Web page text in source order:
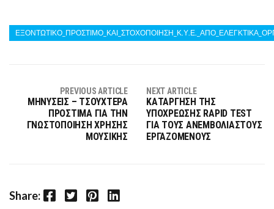
PREVIOUS ARTICLE
ΜΗΝΥΣΕΙΣ – ΤΣΟΥΧΤΕΡΑ
ΠΡΟΣΤΙΜΑ ΓΙΑ ΤΗΝ
ΓΝΩΣΤΟΠΟΙΗΣΗ ΧΡΗΣΗΣ
ΜΟΥΣΙΚΗΣ
NEXT ARTICLE
ΚΑΤΑΡΓΗΣΗ ΤΗΣ
ΥΠΟΧΡΕΩΣΗΣ RAPID TEST
ΓΙΑ ΤΟΥΣ ΑΝΕΜΒΟΛΙΑΣΤΟΥΣ
ΕΡΓΑΖΟΜΕΝΟΥΣ
Share: Facebook Twitter Pinterest LinkedIn